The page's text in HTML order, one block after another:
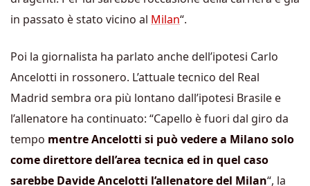
in passato è stato vicino al Milan“.
Poi la giornalista ha parlato anche dell’ipotesi Carlo
Ancelotti in rossonero. L’attuale tecnico del Real
Madrid sembra ora più lontano dall’ipotesi Brasile e
l’allenatore ha continuato: “Capello è fuori dal giro da
tempo mentre Ancelotti si può vedere a Milano solo
come direttore dell’area tecnica ed in quel caso
sarebbe Davide Ancelotti l’allenatore del Milan“, la